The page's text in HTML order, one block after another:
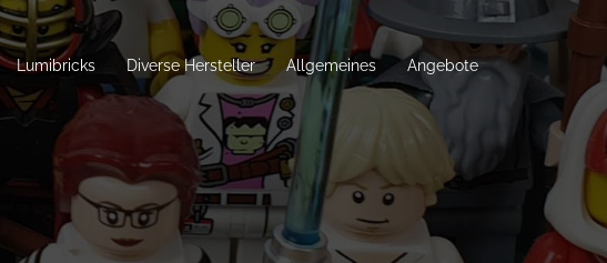
Lumibricks Diverse Hersteller Allgemeines Angebote